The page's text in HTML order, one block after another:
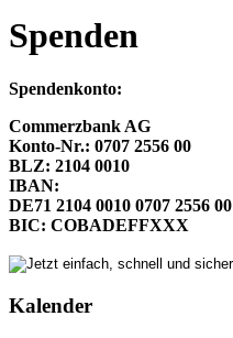
Spenden
Spendenkonto:
Commerzbank AG
Konto-Nr.: 0707 2556 00
BLZ: 2104 0010
IBAN:
DE71 2104 0010 0707 2556 00
BIC: COBADEFFXXX
Kalender